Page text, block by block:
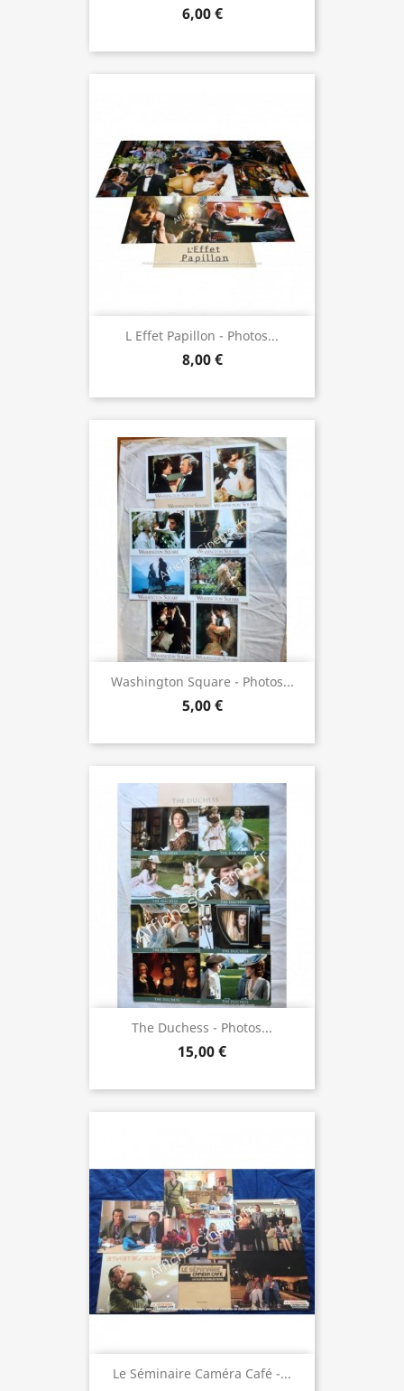
6,00 €
L Effet Papillon - Photos...
8,00 €
Washington Square - Photos...
5,00 €
The Duchess - Photos...
15,00 €
Le Séminaire Caméra Café -...